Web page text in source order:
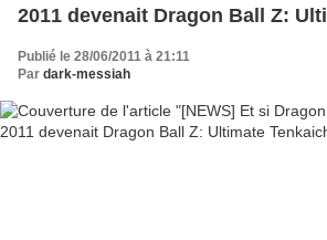
2011 devenait Dragon Ball Z:
Publié le 28/06/2011 à 21:11
Par dark-messiah